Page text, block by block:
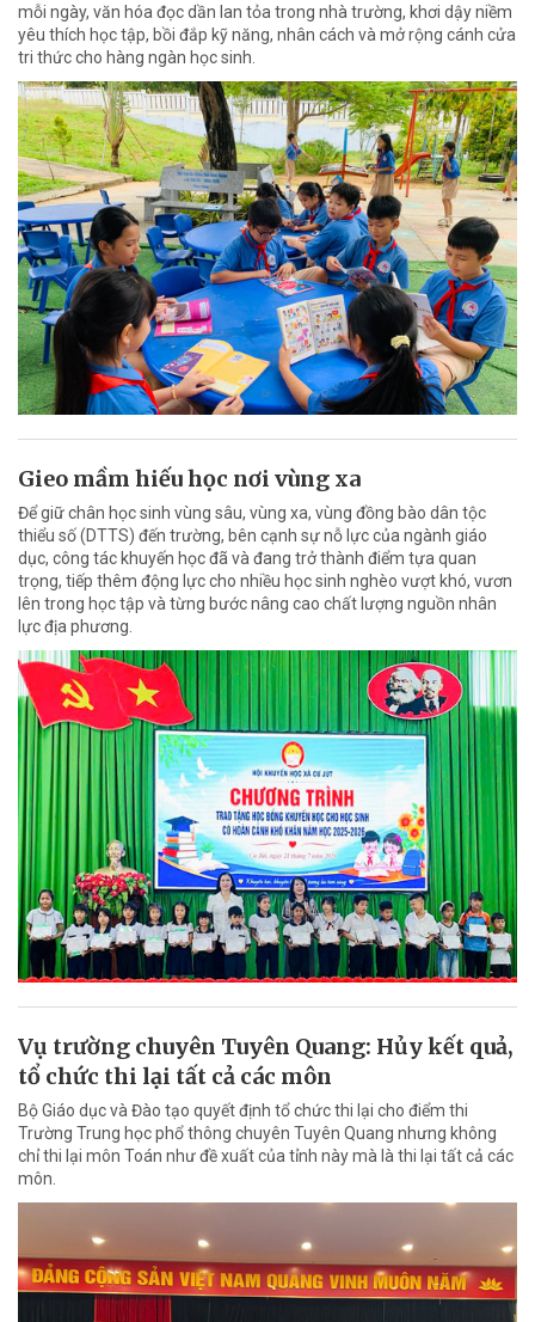
mỗi ngày, văn hóa đọc dần lan tỏa trong nhà trường, khơi dậy niềm
yêu thích học tập, bồi đắp kỹ năng, nhân cách và mở rộng cánh cửa
tri thức cho hàng ngàn học sinh.
Gieo mầm hiếu học nơi vùng xa
Để giữ chân học sinh vùng sâu, vùng xa, vùng đồng bào dân tộc
thiểu số (DTTS) đến trường, bên cạnh sự nỗ lực của ngành giáo
dục, công tác khuyến học đã và đang trở thành điểm tựa quan
trọng, tiếp thêm động lực cho nhiều học sinh nghèo vượt khó, vươn
lên trong học tập và từng bước nâng cao chất lượng nguồn nhân
lực địa phương.
Vụ trường chuyên Tuyên Quang: Hủy kết quả,
tổ chức thi lại tất cả các môn
Bộ Giáo dục và Đào tạo quyết định tổ chức thi lại cho điểm thi
Trường Trung học phổ thông chuyên Tuyên Quang nhưng không
chỉ thi lại môn Toán như đề xuất của tỉnh này mà là thi lại tất cả các
môn.